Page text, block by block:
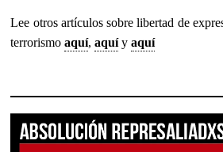
Lee otros artículos sobre libertad de
terrorismoaquí,aquíyaquí